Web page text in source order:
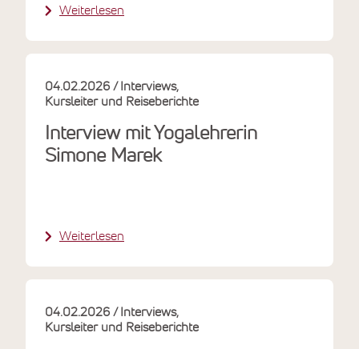
Weiterlesen
Interview mit Yogalehrerin
Simone Marek
04.02.2026
Interviews
Kursleiter und Reiseberichte
Weiterlesen
04.02.2026
Interviews
Kursleiter und Reiseberichte